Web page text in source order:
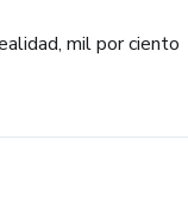
mil por ciento